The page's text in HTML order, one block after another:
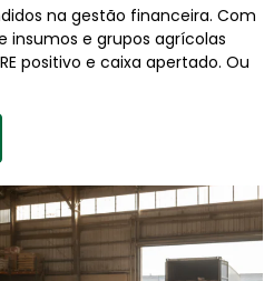
na gestão financeira. Com
insumos e grupos agrícolas
positivo e caixa apertado. Ou